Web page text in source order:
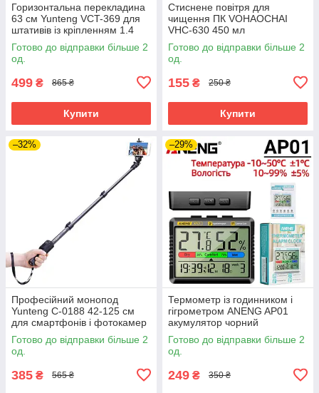
Горизонтальна перекладина
63 см Yunteng VCT-369 для
штативів із кріпленням 1.4
для смартфонів
фотоапаратів стійка
журавель
Готово до відправки більше 2
од.
499 ₴ 865 ₴
Купити
Стиснене повітря для
чищення ПК VOHAOCHAI
VHC-630 450 мл
Готово до відправки більше 2
од.
155 ₴ 250 ₴
Купити
–32%
Професійний монопод
Yunteng C-0188 42-125 см
для смартфонів і фотокамер
до 1.5 кг селфі палиця
Готово до відправки більше 2
од.
385 ₴ 565 ₴
–29%
Термометр із годинником і
гігрометром ANENG AP01
акумулятор чорний
Готово до відправки більше 2
од.
249 ₴ 350 ₴